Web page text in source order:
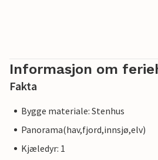
Informasjon om
Fakta
Bygge materiale: Stenhus
Panorama(hav,fjord,innsjø,elv)
Kjæledyr: 1